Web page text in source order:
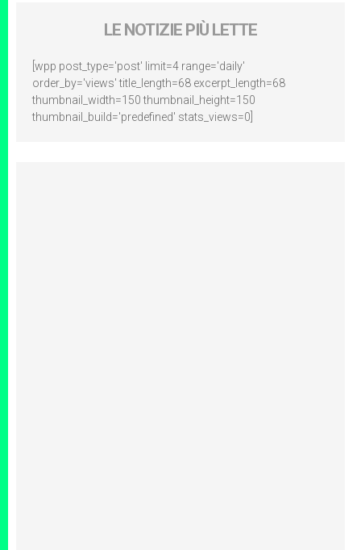
LE NOTIZIE PIÙ LETTE
[wpp post_type='post' limit=4 range='daily'
order_by='views' title_length=68 excerpt_length=68
thumbnail_width=150 thumbnail_height=150
thumbnail_build='predefined' stats_views=0]